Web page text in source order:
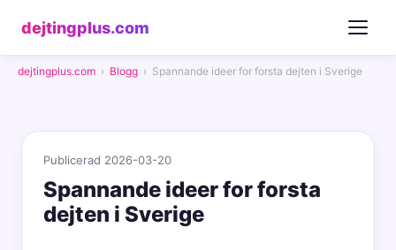
dejtingplus.com
dejtingplus.com › Blogg › Spannande ideer for forsta dejten i Sverige
Publicerad 2026-03-20
Spannande ideer for forsta
dejten i Sverige